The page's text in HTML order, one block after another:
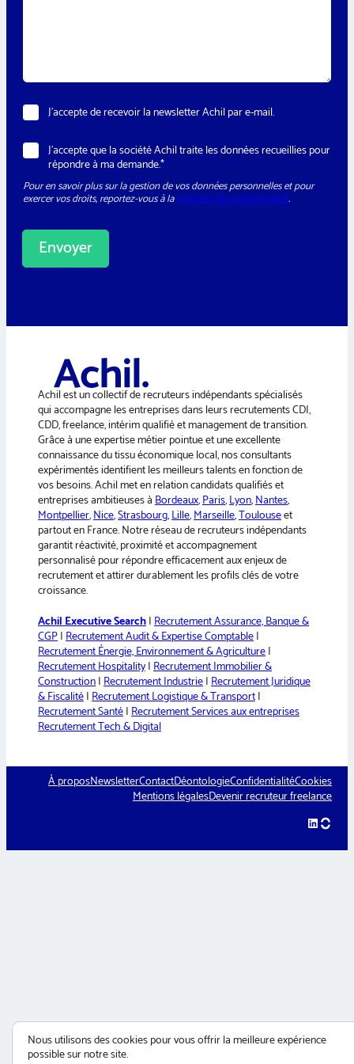
N
e
w
s
e
t
t
r
J’accepte de recevoir la newsletter Achil par e-mail.
T
é
é
p
h
n
*
N
l
R
G
D
*
J’accepte que la société Achil traite les données recueillies pour
répondre à ma demande.*
Pour en savoir plus sur la gestion de vos données personnelles et pour
exercer vos droits, reportez-vous à lapolitique de confidentialité.
Envoyer
e
Achil est un collectif de recruteurs indépendants spécialisés
qui accompagne les entreprises dans leurs recrutements CDI,
CDD, freelance, intérim qualifié et management de transition.
Grâce à une expertise métier pointue et une excellente
connaissance du tissu économique local, nos consultants
expérimentés identifient les meilleurs talents en fonction de
vos besoins. Achil met en relation candidats qualifiés et
entreprises ambitieuses àBordeaux,Paris,Lyon,Nantes,
Montpellier,Nice,Strasbourg,Lille,Marseille,Toulouseet
partout en France. Notre réseau de recruteurs indépendants
garantit réactivité, proximité et accompagnement
personnalisé pour répondre efficacement aux enjeux de
recrutement et attirer durablement les profils clés de votre
croissance.
Achil Executive Search|Recrutement Assurance, Banque &
CGP|Recrutement Audit & Expertise Comptable|
Recrutement Énergie, Environnement & Agriculture|
Recrutement Hospitality|Recrutement Immobilier &
Construction|Recrutement Industrie|Recrutement Juridique
& Fiscalité|Recrutement Logistique & Transport|
Recrutement Santé|Recrutement Services aux entreprises
Recrutement Tech & Digital
À proposNewsletterContactDéontologieConfidentialitéCookies
Mentions légalesDevenir recruteur freelance
LinkedIn
Nous utilisons des cookies pour vous offrir la meilleure expérience
possible sur notre site.